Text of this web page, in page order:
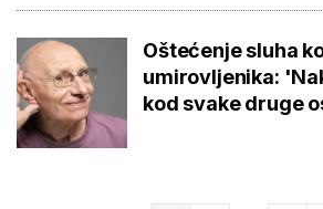
Oštećenje sluha
umirovljenika:
kod svake druge